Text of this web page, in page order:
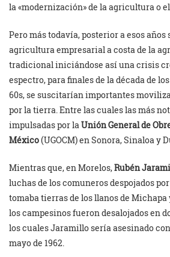
la «modernización» de la agricultura o
Pero más todavía, posterior a esos
agricultura empresarial a costa de la
tradicional iniciándose así una crisis
espectro, para finales de la década de
60s, se suscitarían importantes
por la tierra. Entre las cuales las más
impulsadas por la Unión General de
México(UGOCM) en Sonora, Sinaloa y
Mientras que, en Morelos,Rubén
luchas de los comuneros despojados
tomaba tierras de los llanos de Michapa
los campesinos fueron desalojados en
los cuales Jaramillo sería asesinado
mayo de 1962.